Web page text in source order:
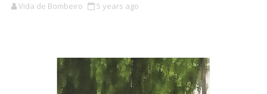
Vida de Bombeiro 5 years ago